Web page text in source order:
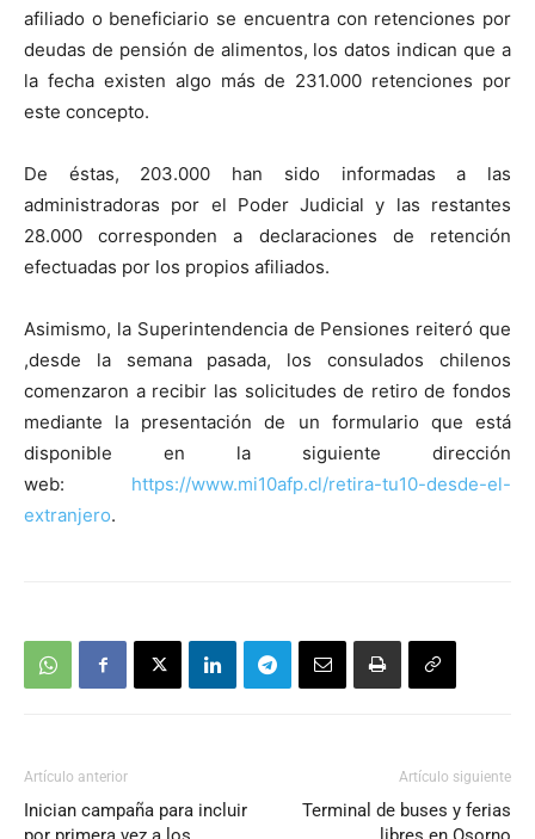
afiliado o beneficiario se encuentra con retenciones por
deudas de pensión de alimentos, los datos indican que a
la fecha existen algo más de 231.000 retenciones por
este concepto.
De éstas, 203.000 han sido informadas a las
administradoras por el Poder Judicial y las restantes
28.000 corresponden a declaraciones de retención
efectuadas por los propios afiliados.
Asimismo, la Superintendencia de Pensiones reiteró que
,desde la semana pasada, los consulados chilenos
comenzaron a recibir las solicitudes de retiro de fondos
mediante la presentación de un formulario que está
disponible en la siguiente dirección
web: https://www.mi10afp.cl/retira-tu10-desde-el-
extranjero.
Artículo anterior
Inician campaña para incluir
Artículo siguiente
Terminal de buses y ferias